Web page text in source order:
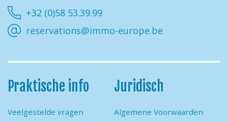
+32 (0)58 53.39.99
reservations@immo-europe.be
Praktische info
Veelgestelde vragen
Juridisch
Algemene Voorwaarden